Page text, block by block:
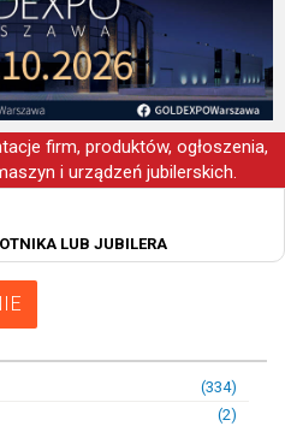
firm, produktów, ogłoszenia,
i urządzeń jubilerskich.
LUB JUBILERA
(334)
(2)